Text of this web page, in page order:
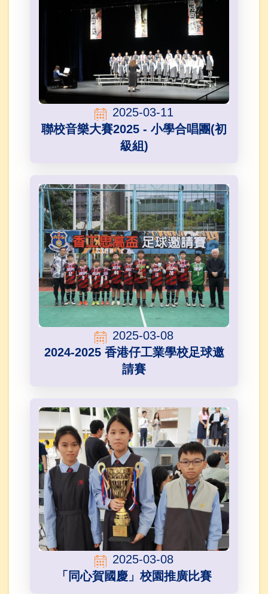
2025-03-11
聯校音樂大賽2025 - 小學合唱團(初
級組)
2025-03-08
2024-2025 香港仔工業學校足球邀
請賽
2025-03-08
「同心賀國慶」校園推廣比賽